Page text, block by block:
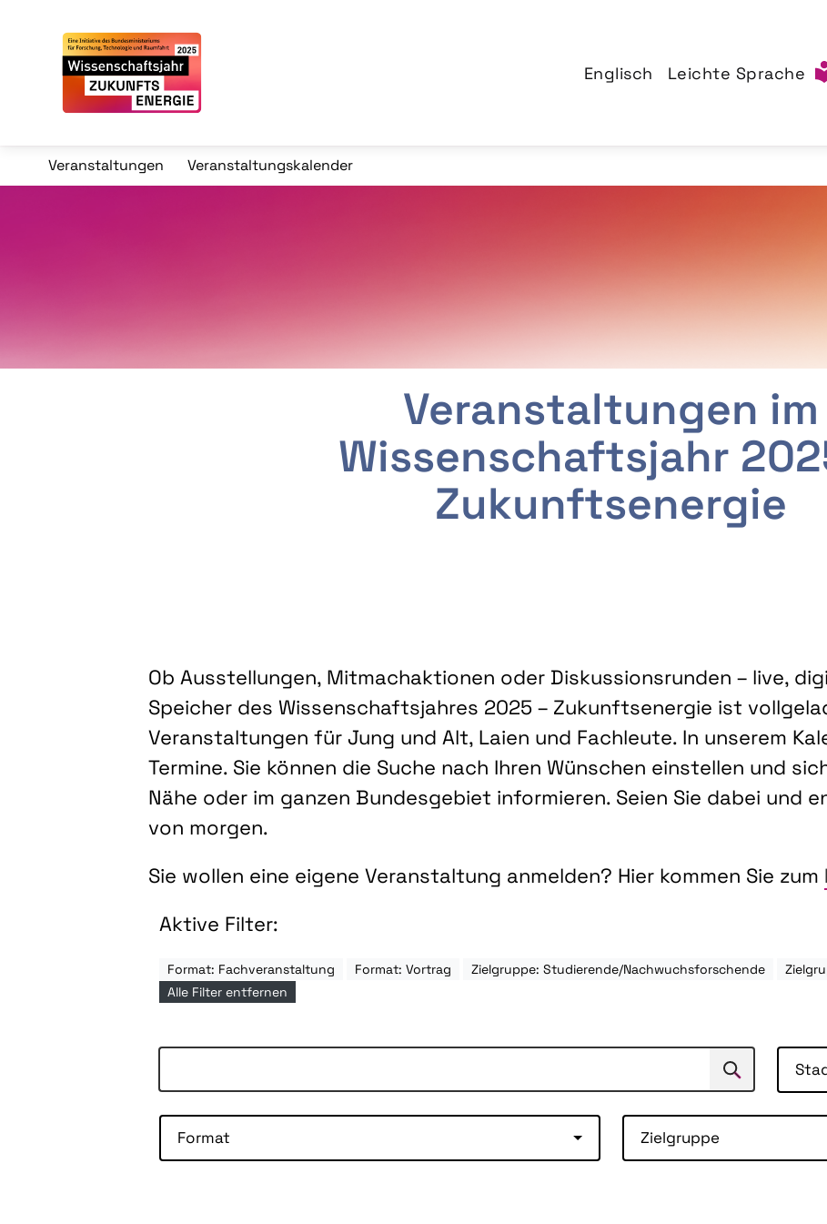
Englisch Leichte Sprache
Veranstaltungen Veranstaltungskalender
Veranstaltungen im
Wissenschaftsjahr
Zukunftsenergie
Ob Ausstellungen, Mitmachaktionen oder Diskussionsrunden – live,
Speicher des Wissenschaftsjahres 2025 – Zukunftsenergie ist
Veranstaltungen für Jung und Alt, Laien und Fachleute. In unserem
Termine. Sie können die Suche nach Ihren Wünschen einstellen und
Nähe oder im ganzen Bundesgebiet informieren. Seien Sie dabei und
von morgen.
Sie wollen eine eigene Veranstaltung anmelden? Hier kommen Sie zum
Aktive Filter:
Format: Fachveranstaltung Format: Vortrag Zielgruppe: Studierende/Nachwuchsforschende
Alle Filter entfernen
Suchen
Format Zielgruppe